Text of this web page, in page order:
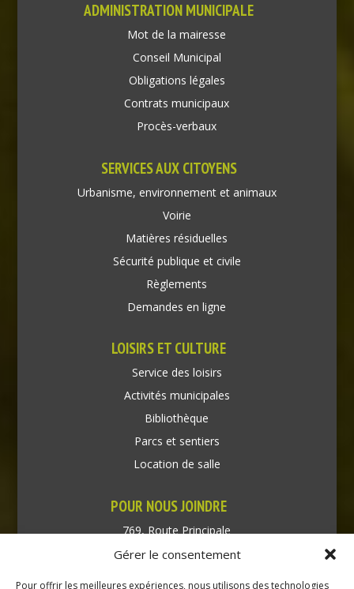
Gérer le consentement
Pour offrir les meilleures expériences, nous utilisons des technologies
ADMINISTRATION MUNICIPALE
Mot de la mairesse
Conseil Municipal
Obligations légales
Contrats municipaux
Procès-verbaux
SERVICES AUX CITOYENS
Urbanisme, environnement et animaux
Voirie
Matières résiduelles
Sécurité publique et civile
Règlements
Demandes en ligne
LOISIRS ET CULTURE
Service des loisirs
Activités municipales
Bibliothèque
Parcs et sentiers
Location de salle
POUR NOUS JOINDRE
769, Route Principale
Très-Saint-Rédempteur